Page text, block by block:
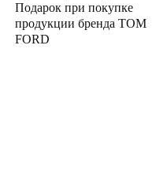
Подарок при покупке
продукции бренда TOM
FORD